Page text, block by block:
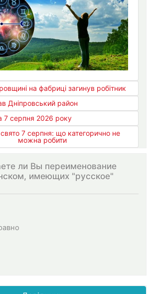
на фабриці загинув робітник
Дніпровський район
7 серпня 2026 року
7 серпня: що категорично не
можна робити
ли Вы переименование
имеющих "русское"